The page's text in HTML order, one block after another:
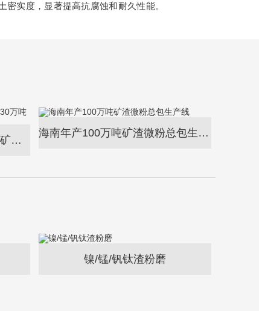
实度，显著提高抗腐蚀和耐久性能。
上海宝钢宁波紫恒年产60万吨矿渣+30万吨钢渣微粉总包生产线
海南年产100万吨矿渣微粉总包生产线
镍/锰/钒钛渣粉磨